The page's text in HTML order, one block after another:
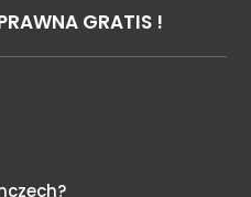
GRATIS !